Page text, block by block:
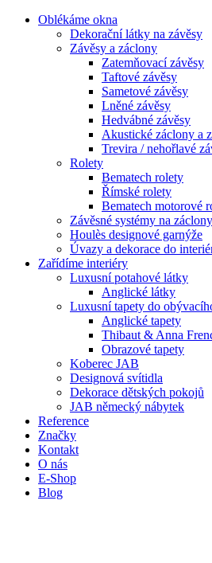
Oblékáme okna
Dekorační látky na závěsy
Závěsy a záclony
Zatemňovací závěsy
Taftové závěsy
Sametové závěsy
Lněné závěsy
Hedvábné závěsy
Akustické záclony a
Trevira / nehořlavé
Rolety
Bematech rolety
Římské rolety
Bematech motorové
Závěsné systémy na záclony
Houlès designové garnýže
Úvazy a dekorace do
Zařídíme interiéry
Luxusní potahové látky
Anglické látky
Luxusní tapety do
Anglické tapety
Thibaut & Anna
Obrazové tapety
Koberec JAB
Designová svítidla
Dekorace dětských pokojů
JAB německý nábytek
Reference
Značky
Kontakt
O nás
E-Shop
Blog